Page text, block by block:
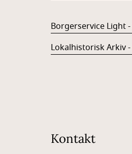
Borgerservice Light
Lokalhistorisk Arkiv
Kontakt